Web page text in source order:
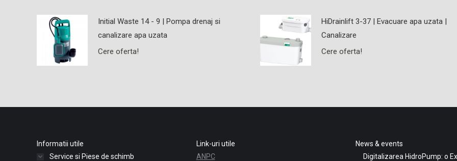
Initial Waste 14 - 9 | Pompa drenaj si
canalizare apa uzata
Cere oferta!
HiDrainlift 3-37 | Evacuare apa uzata |
Canalizare
Cere oferta!
Informatii utile
Service si Piese de schimb
Link-uri utile
ANPC
News & events
Digitalizarea HidroPump: o